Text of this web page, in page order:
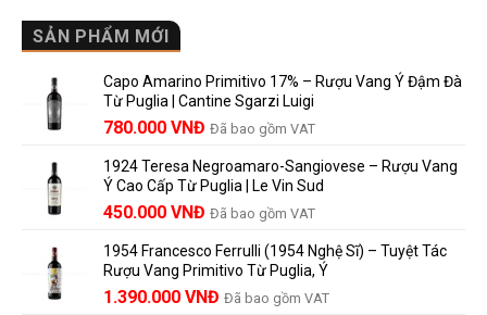
lựa
chọn
đáng
nhãn
rượu
vang
và
những
người
vang
nên
biết
Được
Bao
Lâu?
Dẫn
Lưu
Trữ
Và
Thành
SẢN PHẨM MỚI
Capo Amarino Primitivo 17% – Rượu Vang Ý Đậm Đà
Từ Puglia | Cantine Sgarzi Luigi
Giá
là:
858.000 VNĐ.
780.000 VNĐ Giá
tại
là:
780.000 VNĐ.
Đã bao gồm VAT
1924 Teresa Negroamaro-Sangiovese – Rượu Vang
Ý Cao Cấp Từ Puglia | Le Vin Sud
Giá
là:
495.000 VNĐ.
450.000 VNĐ Giá
tại
là:
450.000 VNĐ.
Đã bao gồm VAT
1954 Francesco Ferrulli (1954 Nghệ Sĩ) – Tuyệt Tác
Rượu Vang Primitivo Từ Puglia, Ý
Giá
1.390.000 VNĐ Giá
Đã bao gồm VAT